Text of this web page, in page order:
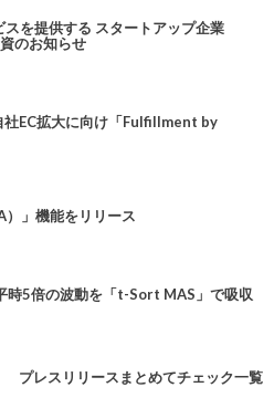
を提供する スタートアップ企業
のお知らせ
EC拡大に向け「Fulfillment by
）」機能をリリース
時5倍の波動を「t-Sort MAS」で吸収
プレスリリースまとめてチェック一覧